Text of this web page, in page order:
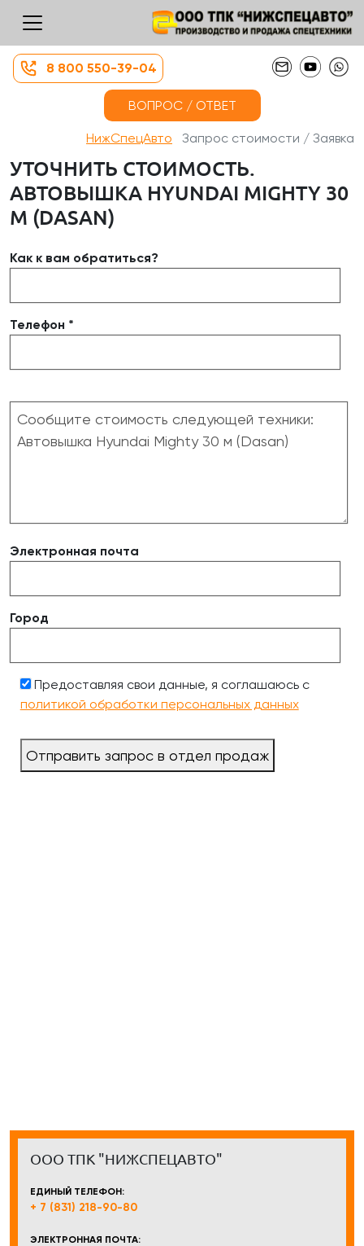
8 800 550-39-04
ВОПРОС / ОТВЕТ
НижСпецАвто Запрос стоимости / Заявка
УТОЧНИТЬ СТОИМОСТЬ.
АВТОВЫШКА HYUNDAI MIGHTY 30
М (DASAN)
Как к вам обратиться?
Телефон *
Электронная почта
Город
Предоставляя свои данные, я соглашаюсь с
политикой обработки персональных данных
Отправить запрос в отдел продаж
ООО ТПК "НИЖСПЕЦАВТО"
ЕДИНЫЙ ТЕЛЕФОН:
+ 7 (831) 218-90-80
ЭЛЕКТРОННАЯ ПОЧТА: